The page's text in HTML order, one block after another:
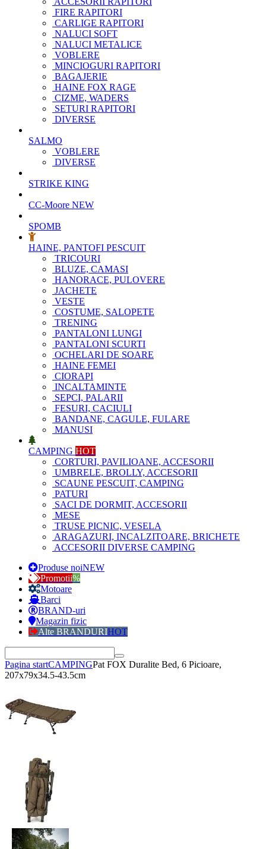
FIRE RAPITORI
CARLIGE RAPITORI
NALUCI SOFT
NALUCI METALICE
VOBLERE
MINCIOGURI RAPITORI
BAGAJERIE
HAINE FOX RAGE
CIZME, WADERS
SETURI RAPITORI
DIVERSE
SALMO
VOBLERE
DIVERSE
STRIKE KING
CC-Moore NEW
SPOMB
HAINE, PANTOFI PESCUIT
TRICOURI
BLUZE, CAMASI
HANORACE, PULOVERE
JACHETE
VESTE
COSTUME, SALOPETE
TRENING
PANTALONI LUNGI
PANTALONI SCURTI
OCHELARI DE SOARE
HAINE FEMEI
CIORAPI
INCALTAMINTE
SEPCI, PALARII
FESURI, CACIULI
BANDANE, CAGULE, FULARE
MANUSI
CAMPING HOT
CORTURI, PAVILIOANE, ACCESORII
UMBRELE, BROLLY, ACCESORII
SCAUNE PESCUIT, CAMPING
PATURI
SACI DE DORMIT, ACCESORII
MESE
TRUSE PICNIC, VESELA
ARAGAZURI, INCALZITOARE, BRICHETE
ACCESORII DIVERSE CAMPING
Produse noiNEW
Promotii%
Motoare
Barci
BRAND-uri
Magazin fizic
Alte BRANDURIHOT
Pagina startCAMPINGPat FOX Duralite Bed, 6 Picioare,
207x79x34.5-43.5cm